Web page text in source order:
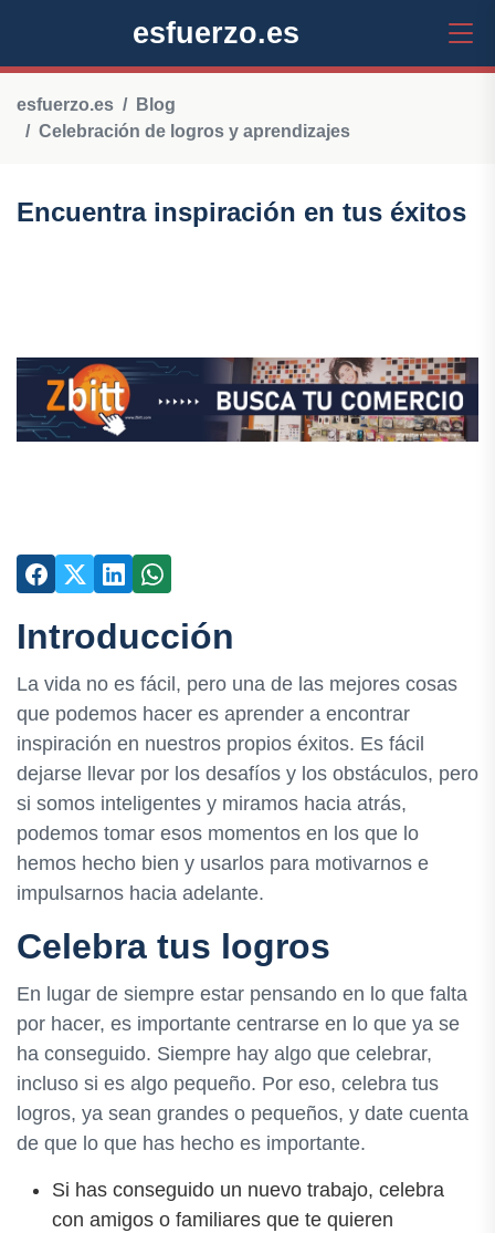
esfuerzo.es
esfuerzo.es
Blog
Celebración de logros y aprendizajes
Encuentra inspiración en tus éxitos
Introducción
La vida no es fácil, pero una de las mejores cosas
que podemos hacer es aprender a encontrar
inspiración en nuestros propios éxitos. Es fácil
dejarse llevar por los desafíos y los obstáculos, pero
si somos inteligentes y miramos hacia atrás,
podemos tomar esos momentos en los que lo
hemos hecho bien y usarlos para motivarnos e
impulsarnos hacia adelante.
Celebra tus logros
En lugar de siempre estar pensando en lo que falta
por hacer, es importante centrarse en lo que ya se
ha conseguido. Siempre hay algo que celebrar,
incluso si es algo pequeño. Por eso, celebra tus
logros, ya sean grandes o pequeños, y date cuenta
de que lo que has hecho es importante.
Si has conseguido un nuevo trabajo, celebra
con amigos o familiares que te quieren